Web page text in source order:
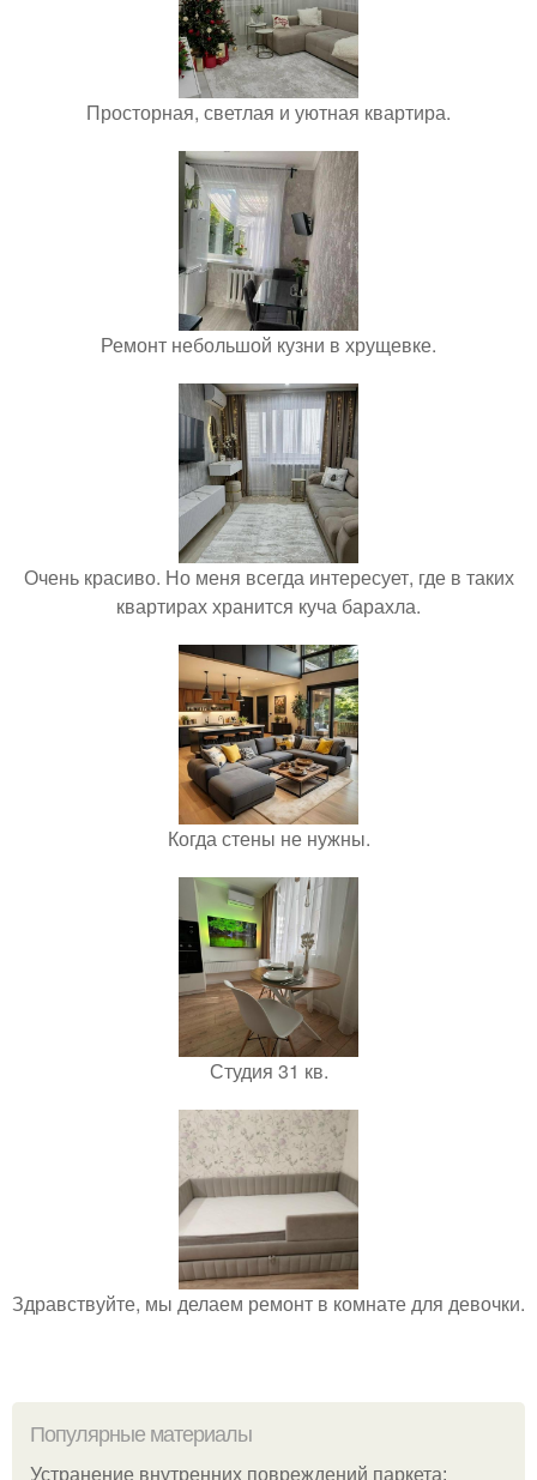
Просторная, светлая и уютная квартира.
Ремонт небольшой кузни в хрущевке.
Очень красиво. Но меня всегда интересует, где в таких
квартирах хранится куча барахла.
Когда стены не нужны.
Студия 31 кв.
Здравствуйте, мы делаем ремонт в комнате для девочки.
Популярные материалы
Устранение внутренних повреждений паркета: